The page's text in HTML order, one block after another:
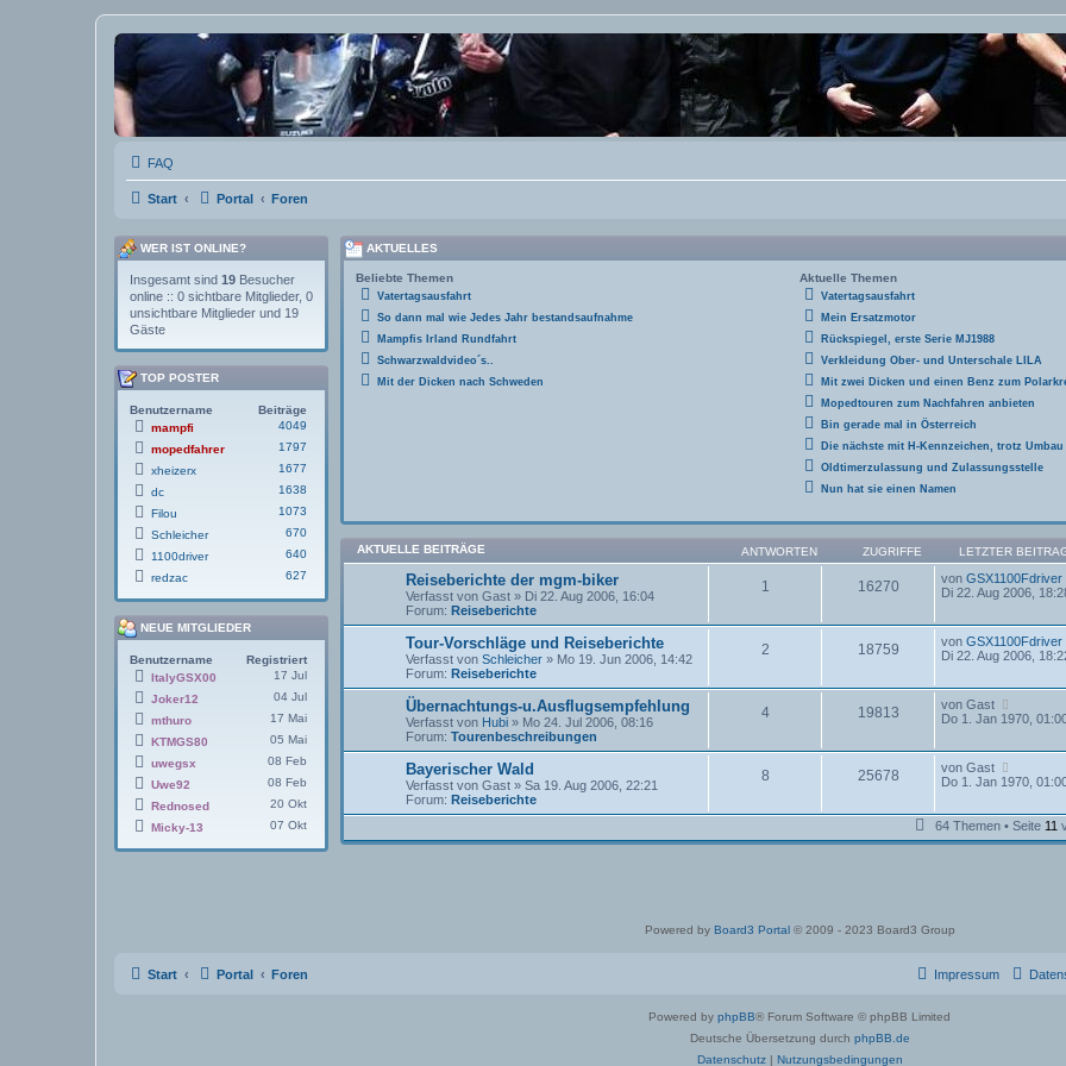
FAQ
Start Portal Foren
AKTUELLES
Beliebte Themen Aktuelle Themen
Vatertagsausfahrt
So dann mal wie Jedes Jahr bestandsaufnahme
Mampfis Irland Rundfahrt
Schwarzwaldvideo´s..
Mit der Dicken nach Schweden
Vatertagsausfahrt
Mein Ersatzmotor
Rückspiegel, erste Serie MJ1988
Verkleidung Ober- und Unterschale LILA
Mit zwei Dicken und einen Benz zum
Mopedtouren zum Nachfahren anbieten
Bin gerade mal in Österreich
Die nächste mit H-Kennzeichen, trotz Umbau
Oldtimerzulassung und Zulassungsstelle
Nun hat sie einen Namen
AKTUELLE BEITRÄGE ANTWORTEN ZUGRIFFE LETZTER
Reiseberichte der mgm-biker
Verfasst von Gast » Di 22. Aug 2006, 16:04
Forum: Reiseberichte
1 16270 vonGSX1100Fdriver
Di 22. Aug 2006,
Tour-Vorschläge und Reiseberichte
Verfasst von Schleicher » Mo 19. Jun 2006, 14:42
Forum: Reiseberichte
2 18759 vonGSX1100Fdriver
Di 22. Aug 2006,
Übernachtungs-u.Ausflugsempfehlung
Verfasst von Hubi » Mo 24. Jul 2006, 08:16
Forum: Tourenbeschreibungen
4 19813 vonGast
e
t
e
B
e
i
Do 1. Jan 1970,
Bayerischer Wald
Verfasst von Gast » Sa 19. Aug 2006, 22:21
Forum: Reiseberichte
8 25678 vonGast
e
s
t
g
Do 1. Jan 1970,
64 Themen • Seite 11
WER IST ONLINE?
Insgesamt sind 19 Besucher
online :: 0 sichtbare Mitglieder, 0
unsichtbare Mitglieder und 19
Gäste
TOP POSTER
Benutzername
Beiträge
mampfi
4049
mopedfahrer
1797
xheizerx
1677
dc
1638
Filou
1073
Schleicher
670
1100driver
640
redzac
627
NEUE MITGLIEDER
Benutzername
Registriert
ItalyGSX00
17 Jul
Joker12
04 Jul
mthuro
17 Mai
KTMGS80
05 Mai
uwegsx
08 Feb
Uwe92
08 Feb
Rednosed
20 Okt
Micky-13
07 Okt
Powered by Board3 Portal© 2009 - 2023 Board3 Group
Start Portal Foren Impressum
Powered by phpBB® Forum Software © phpBB Limited
Deutsche Übersetzung durch phpBB.de
Datenschutz| Nutzungsbedingungen